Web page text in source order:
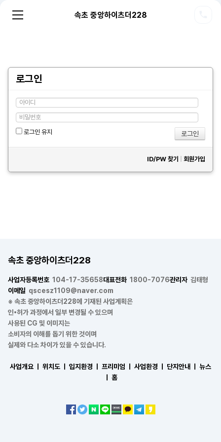
속초 중앙하이츠더228
로그인
로그인 유지
ID/PW 찾기 회원가입
속초 중앙하이츠더228
사업자등록번호 104-17-35658대표전화 1800-7076관리자 김태형
이메일 qscesz1109@naver.com
※ 속초 중앙하이츠더228에 기재된 사업계획은
인•허가 과정에서 일부 변경될 수 있으며
사용된 CG 및 이미지는
소비자의 이해를 돕기 위한 것이며
실제와 다소 차이가 있을 수 있습니다.
사업개요 ㅣ 위치도 ㅣ 입지환경 ㅣ 프리미엄 ㅣ 사업환경 ㅣ 단지안내 ㅣ
뉴스
홈